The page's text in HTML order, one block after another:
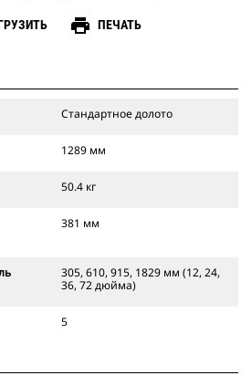
print ПЕЧАТЬ
Стандартное долото
1289 мм
50.4 кг
381 мм
305, 610, 915, 1829 мм (12, 24,
36, 72 дюйма)
5